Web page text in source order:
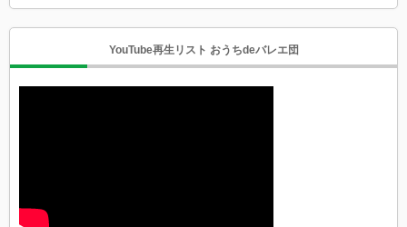
YouTube再生リスト おうちdeバレエ団